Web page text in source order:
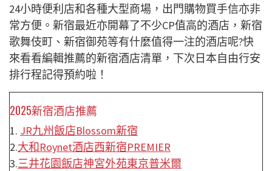
24小時便利店和各種大型商場，出門購物買手信亦非
常方便。新宿最近亦開幕了不少CP值高的酒店，新宿
歌舞伎町、新宿御苑等有什麼值得一注的酒店呢?快
來看看編輯推薦的新宿酒店清單，下次日本自由行安
排行程記得預約啦！
2025新宿酒店推薦
1. JR九州飯店Blossom新宿
2.大和Roynet酒店西新宿PREMIER
3.三井花園飯店神宮外苑東京普米爾